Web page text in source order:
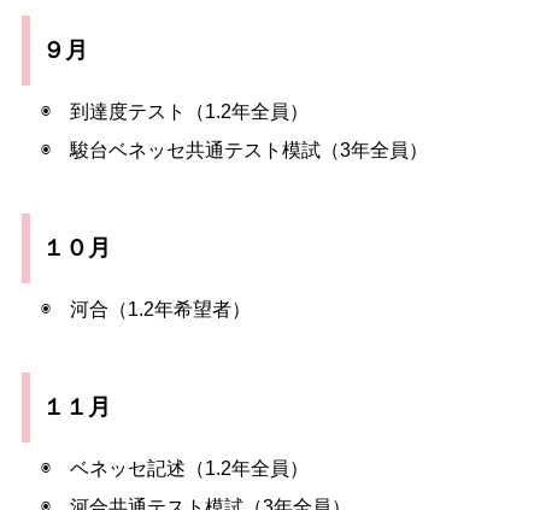
９月
◉ 到達度テスト（1.2年全員）
◉ 駿台ベネッセ共通テスト模試（3年全員）
１０月
◉ 河合（1.2年希望者）
１１月
◉ ベネッセ記述（1.2年全員）